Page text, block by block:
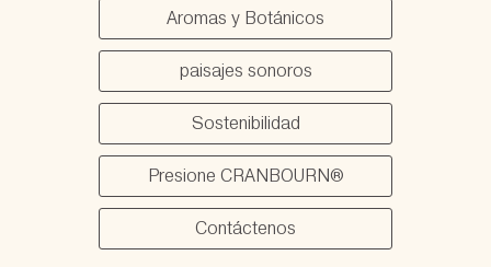
Aromas y Botánicos
paisajes sonoros
Sostenibilidad
Presione CRANBOURN®
Contáctenos